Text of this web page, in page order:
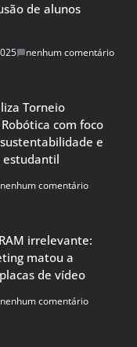
de alunos
nenhum comentário
Torneio
com foco
e
estudantil
nenhum comentário
irrelevante:
matou a
de vídeo
nenhum comentário